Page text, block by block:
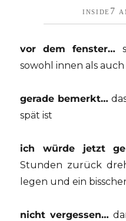
inside7
vor dem fenster…
sowohl innen als auch
gerade bemerkt…
spät ist
ich würde jetzt
Stunden zurück
legen und ein
nicht vergessen…